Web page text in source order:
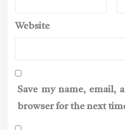
Website
Save my name, email,
browser for the next